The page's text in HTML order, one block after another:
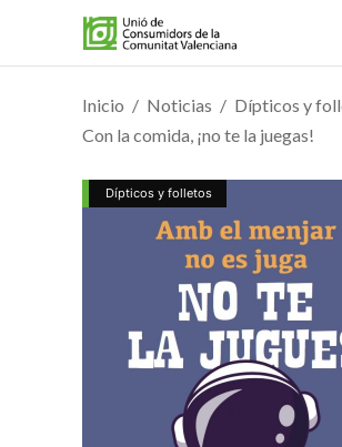
Inicio Noticias
Dípticos y
Con la comida, ¡no te la juegas!
Dípticos y folletos